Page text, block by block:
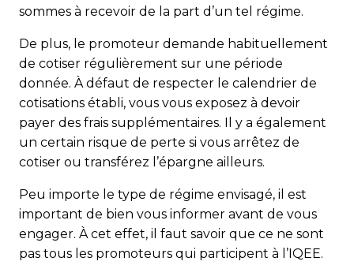
sommes à recevoir de la part d’un tel régime.
De plus, le promoteur demande habituellement
de cotiser régulièrement sur une période
donnée. À défaut de respecter le calendrier de
cotisations établi, vous vous exposez à devoir
payer des frais supplémentaires. Il y a également
un certain risque de perte si vous arrêtez de
cotiser ou transférez l’épargne ailleurs.
Peu importe le type de régime envisagé, il est
important de bien vous informer avant de vous
engager. À cet effet, il faut savoir que ce ne sont
pas tous les promoteurs qui participent à l’IQEE.